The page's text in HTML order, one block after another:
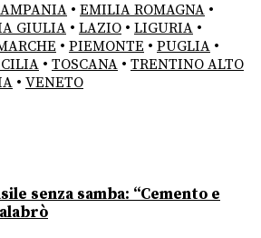
• EMILIA ROMAGNA •
GIULIA • LAZIO • LIGURIA •
• PIEMONTE • PUGLIA •
• TOSCANA • TRENTINO ALTO
• VENETO
senza samba: “Cemento e